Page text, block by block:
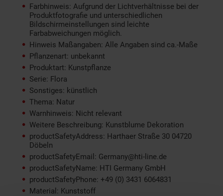
Farbhinweis: Aufgrund der Lichtverhältnisse bei der
Produktfotografie und unterschiedlichen
Bildschirmeinstellungen sind leichte
Farbabweichungen möglich.
Hinweis Maßangaben: Alle Angaben sind ca.-Maße
Pflanzenart: unbekannt
Produktart: Kunstpflanze
Serie: Flora
Sonstiges: künstlich
Thema: Natur
Warnhinweis: Nicht relevant
Weitere Beschreibung: Kunstblume Dekoration
productSafetyAddress: Harthaer Straße 30 04720
Döbeln
productSafetyEmail: Germany@hti-line.de
productSafetyName: HTI Germany GmbH
productSafetyPhone: +49 (0) 3431 6064831
Material: Kunststoff